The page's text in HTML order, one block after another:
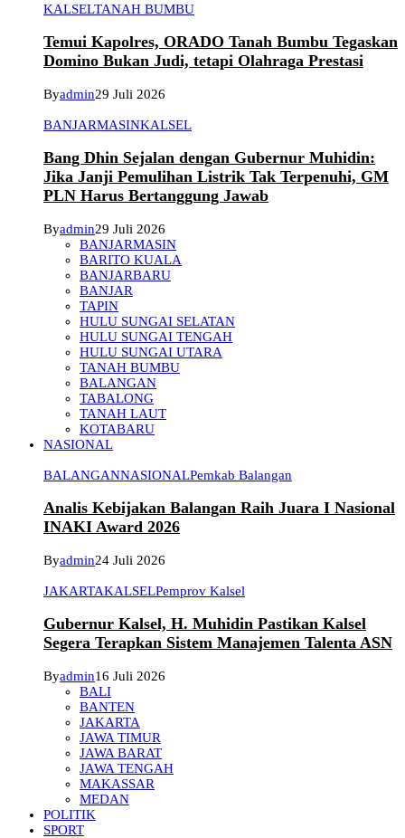
KALSELTANAH BUMBU
Temui Kapolres, ORADO Tanah Bumbu Tegaskan
Domino Bukan Judi, tetapi Olahraga Prestasi
Byadmin29 Juli 2026
BANJARMASINKALSEL
Bang Dhin Sejalan dengan Gubernur Muhidin:
Jika Janji Pemulihan Listrik Tak Terpenuhi, GM
PLN Harus Bertanggung Jawab
Byadmin29 Juli 2026
BANJARMASIN
BARITO KUALA
BANJARBARU
BANJAR
TAPIN
HULU SUNGAI SELATAN
HULU SUNGAI TENGAH
HULU SUNGAI UTARA
TANAH BUMBU
BALANGAN
TABALONG
TANAH LAUT
KOTABARU
NASIONAL
BALANGANNASIONALPemkab Balangan
Analis Kebijakan Balangan Raih Juara I Nasional
INAKI Award 2026
Byadmin24 Juli 2026
JAKARTAKALSELPemprov Kalsel
Gubernur Kalsel, H. Muhidin Pastikan Kalsel
Segera Terapkan Sistem Manajemen Talenta ASN
Byadmin16 Juli 2026
BALI
BANTEN
JAKARTA
JAWA TIMUR
JAWA BARAT
JAWA TENGAH
MAKASSAR
MEDAN
POLITIK
SPORT